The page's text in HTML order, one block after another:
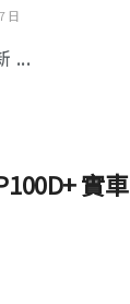
日
...
實車